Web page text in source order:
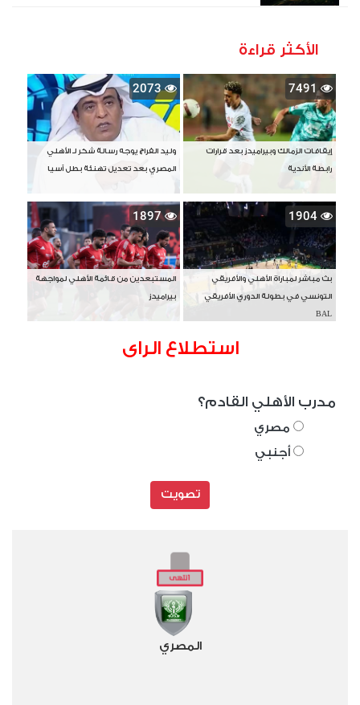
الأكثر قراءة
7491
إيقافات الزمالك وبيراميدز بعد قرارات
رابطة الأندية
2073
وليد الفراج يوجه رسالة شكر لـ الأهلي
المصري بعد تعديل تهنئة بطل آسيا
1904
بث مباشر لمباراة الأهلي والأفريقي
التونسي في بطولة الدوري الأفريقي
BAL
1897
المستبعدين من قائمة الأهلي لمواجهة
بيراميدز
استطلاع الراى
مدرب الأهلي القادم؟
مصري
أجنبي
تصويت
المصري